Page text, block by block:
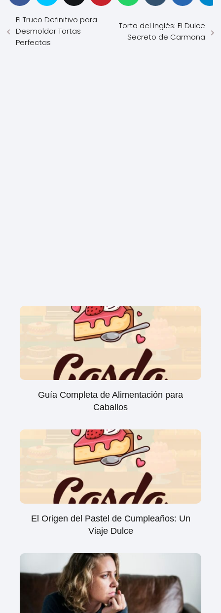
El Truco Definitivo para
Desmoldar Tortas
Perfectas
Torta del Inglés: El Dulce
Secreto de Carmona
Guía Completa de Alimentación para
Caballos
El Origen del Pastel de Cumpleaños: Un
Viaje Dulce